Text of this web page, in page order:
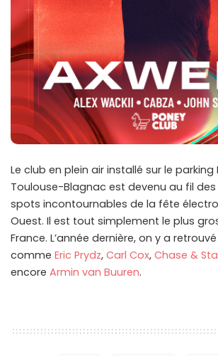
Le club en plein air installé sur le parking
Toulouse-Blagnac est devenu au fil des
spots incontournables de la fête
Ouest. Il est tout simplement le plus
France. L’année dernière, on y a
comme Eric Prydz, Carl Cox, Chase &
encore Armin van Buuren.